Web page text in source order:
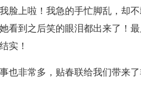
脸上啦！我急的手忙脚乱，却
看到之后笑的眼泪都出来了！
实！
也非常多，贴春联给我们带来了